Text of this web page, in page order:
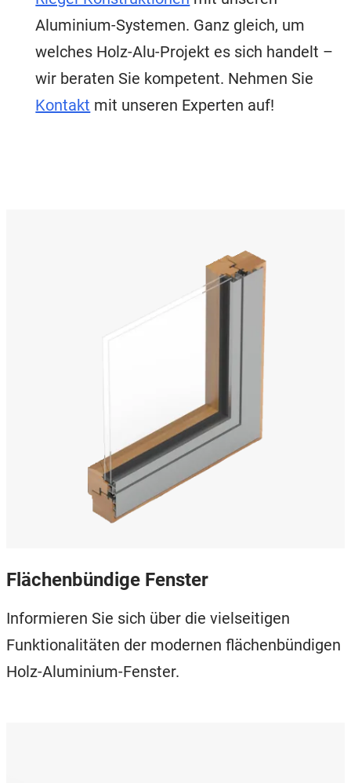
Aluminium-Systemen. Ganz gleich, um
welches Holz-Alu-Projekt es sich handelt –
wir beraten Sie kompetent. Nehmen Sie
Kontakt mit unseren Experten auf!
Flächenbündige Fenster
Informieren Sie sich über die vielseitigen
Funktionalitäten der modernen flächenbündigen
Holz-Aluminium-Fenster.